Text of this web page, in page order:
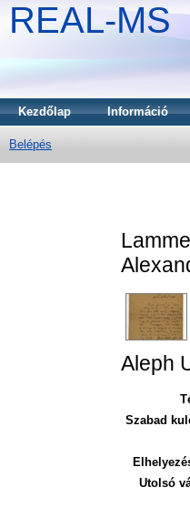
REAL-MS
Kezdőlap Információ
Belépés
Aleph
Szabad
Utolsó